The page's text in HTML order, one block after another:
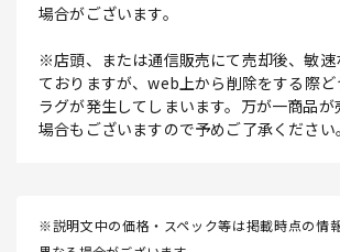
場合がございます。
※店頭、または通信販売にて売却後、敏速
ておりますが、web上から削除をする際ど
ラグが発生してしまいます。万が一商品が
場合もございますので予めご了承ください。
※説明文中の価格・スペック等は掲載時点の情